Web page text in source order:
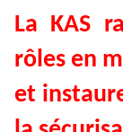
La KAS
rôles en
et